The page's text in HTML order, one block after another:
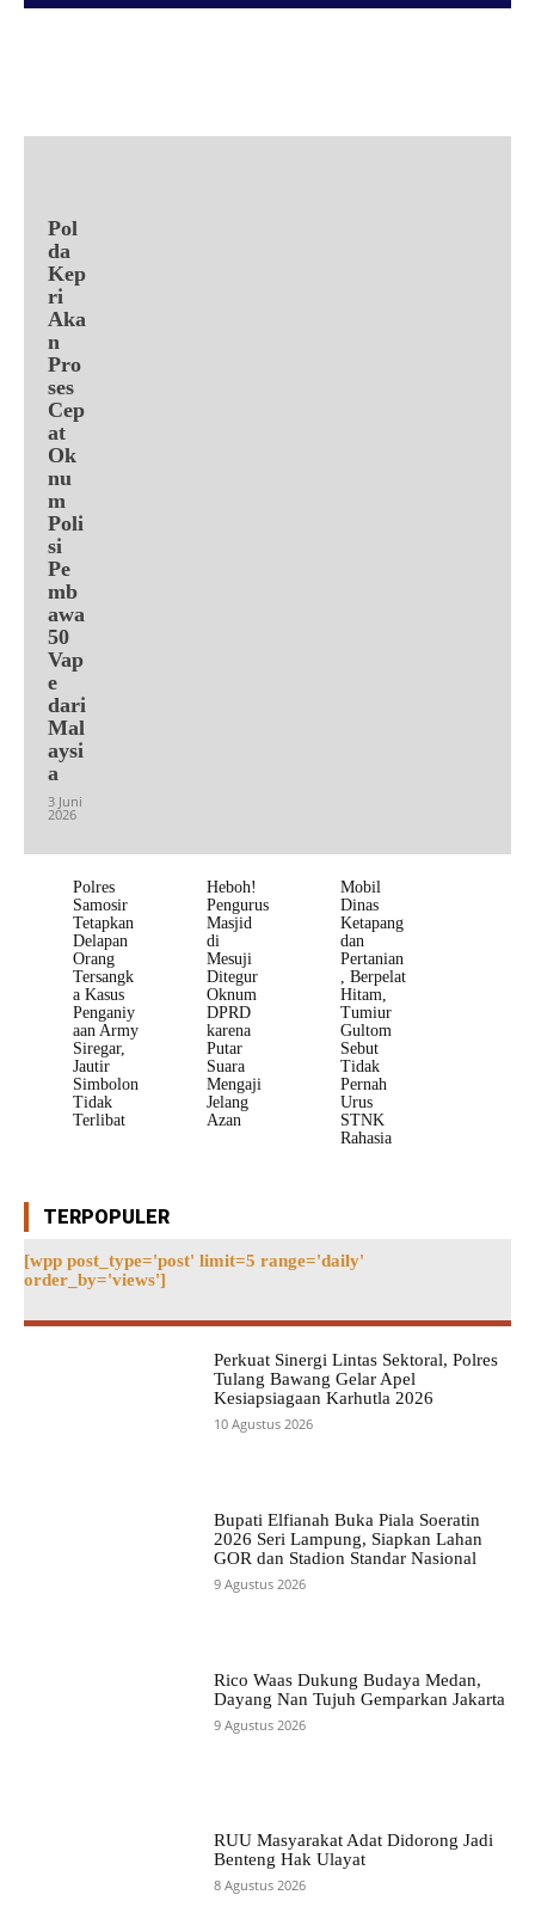
Pol
da
Kep
ri
Aka
n
Pro
ses
Cep
at
Ok
nu
m
Poli
si
Pe
mb
awa
50
Vap
e
dari
Mal
aysi
a
3 Juni
2026
Polres
Samosir
Tetapkan
Delapan
Orang
Tersangk
a Kasus
Penganiy
aan Army
Siregar,
Jautir
Simbolon
Tidak
Terlibat
Heboh!
Pengurus
Masjid
di
Mesuji
Ditegur
Oknum
DPRD
karena
Putar
Suara
Mengaji
Jelang
Azan
Mobil
Dinas
Ketapang
dan
Pertanian
, Berpelat
Hitam,
Tumiur
Gultom
Sebut
Tidak
Pernah
Urus
STNK
Rahasia
TERPOPULER
[wpp post_type='post' limit=5 range='daily'
order_by='views']
Perkuat Sinergi Lintas Sektoral, Polres
Tulang Bawang Gelar Apel
Kesiapsiagaan Karhutla 2026
10 Agustus 2026
Bupati Elfianah Buka Piala Soeratin
2026 Seri Lampung, Siapkan Lahan
GOR dan Stadion Standar Nasional
9 Agustus 2026
Rico Waas Dukung Budaya Medan,
Dayang Nan Tujuh Gemparkan Jakarta
9 Agustus 2026
RUU Masyarakat Adat Didorong Jadi
Benteng Hak Ulayat
8 Agustus 2026